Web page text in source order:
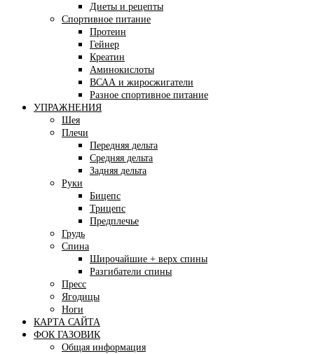
Диеты и рецепты
Спортивное питание
Протеин
Гейнер
Креатин
Аминокислоты
ВСАА и жиросжигатели
Разное спортивное питание
УПРАЖНЕНИЯ
Шея
Плечи
Передняя дельта
Средняя дельта
Задняя дельта
Руки
Бицепс
Трицепс
Предплечье
Грудь
Спина
Широчайшие + верх спины
Разгибатели спины
Пресс
Ягодицы
Ноги
КАРТА САЙТА
ФОК ГАЗОВИК
Общая информация